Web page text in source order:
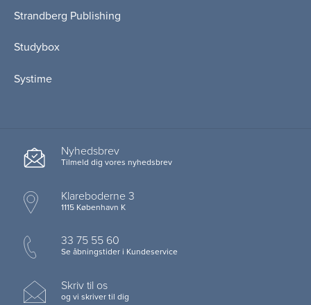
Strandberg Publishing
Studybox
Systime
Nyhedsbrev
Tilmeld dig vores nyhedsbrev
Klareboderne 3
1115 København K
33 75 55 60
Se åbningstider i Kundeservice
Skriv til os
og vi skriver til dig